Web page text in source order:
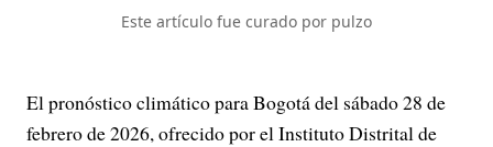
Este artículo fue curado por pulzo
El pronóstico climático para Bogotá del sábado 28 de
febrero de 2026, ofrecido por el Instituto Distrital de